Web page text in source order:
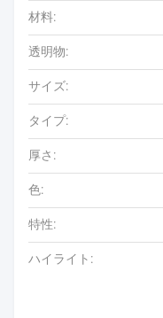
材料:
透明物:
サイズ:
タイプ:
厚さ:
色:
特性:
ハイライト: